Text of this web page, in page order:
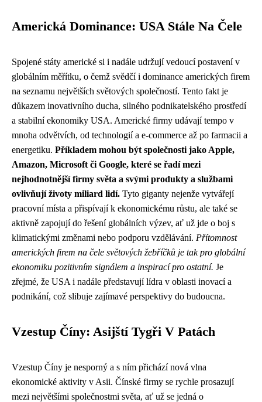
Americká Dominance: USA Stále Na Čele
Spojené státy americké si i nadále udržují vedoucí postavení v
globálním měřítku, o čemž svědčí i dominance amerických firem
na seznamu největších světových společností. Tento fakt je
důkazem inovativního ducha, silného podnikatelského prostředí
a stabilní ekonomiky USA. Americké firmy udávají tempo v
mnoha odvětvích, od technologií a e-commerce až po farmacii a
energetiku. Příkladem mohou být společnosti jako Apple,
Amazon, Microsoft či Google, které se řadí mezi
nejhodnotnější firmy světa a svými produkty a službami
ovlivňují životy miliard lidí. Tyto giganty nejenže vytvářejí
pracovní místa a přispívají k ekonomickému růstu, ale také se
aktivně zapojují do řešení globálních výzev, ať už jde o boj s
klimatickými změnami nebo podporu vzdělávání. Přítomnost
amerických firem na čele světových žebříčků je tak pro globální
ekonomiku pozitivním signálem a inspirací pro ostatní. Je
zřejmé, že USA i nadále představují lídra v oblasti inovací a
podnikání, což slibuje zajímavé perspektivy do budoucna.
Vzestup Číny: Asijští Tygři V Patách
Vzestup Číny je nesporný a s ním přichází nová vlna
ekonomické aktivity v Asii. Čínské firmy se rychle prosazují
mezi největšími společnostmi světa, ať už se jedná o